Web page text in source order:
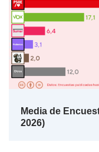
Media de
2026)